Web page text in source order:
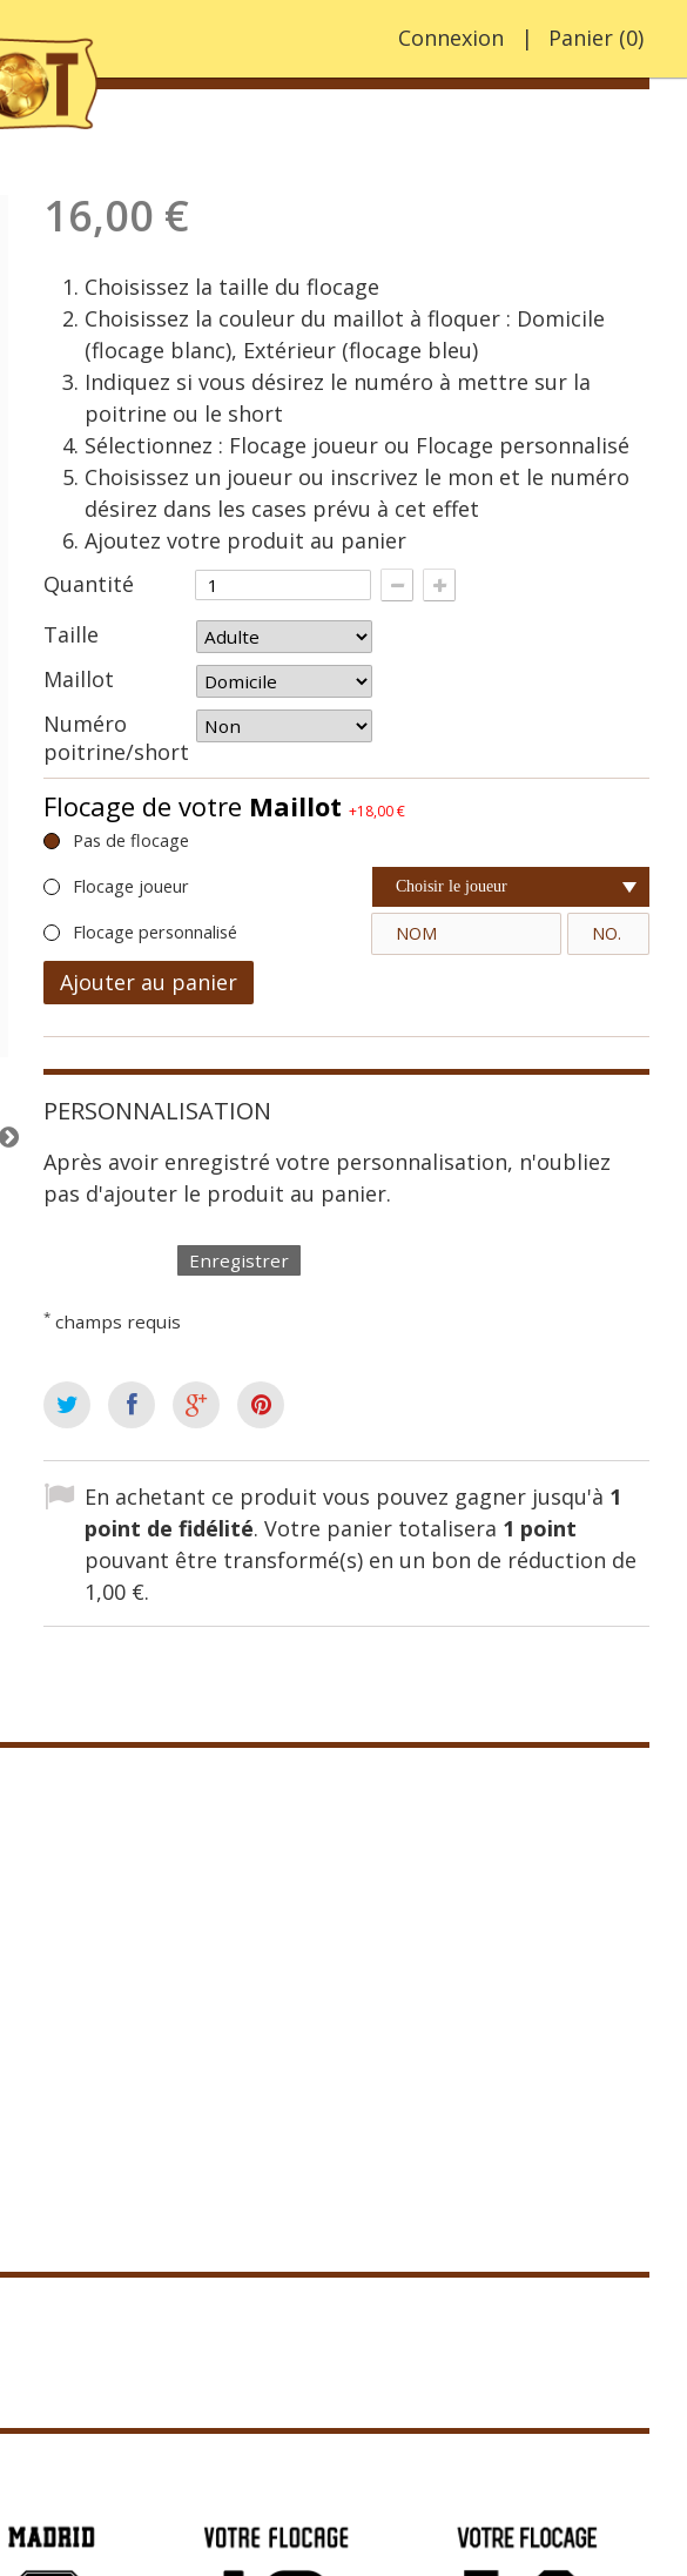
Panier (0)
Connexion
16,00 €
Choisissez la taille du flocage
Choisissez la couleur du maillot à floquer : Domicile
(flocage blanc), Extérieur (flocage bleu)
Indiquez si vous désirez le numéro à mettre sur la
poitrine ou le short
Sélectionnez : Flocage joueur ou Flocage personnalisé
Choisissez un joueur ou inscrivez le mon et le numéro
désirez dans les cases prévu à cet effet
Ajoutez votre produit au panier
Quantité
Taille
Maillot
Numéro
poitrine/short
Flocage de votre Maillot +18,00 €
Pas de flocage
Flocage joueur Choisir le joueur
Flocage personnalisé
Ajouter au panier
PERSONNALISATION
Après avoir enregistré votre personnalisation, n'oubliez
pas d'ajouter le produit au panier.
Enregistrer
* champs requis
En achetant ce produit vous pouvez gagner jusqu'à 1
point de fidélité. Votre panier totalisera 1 point
pouvant être transformé(s) en un bon de réduction de
1,00 €.